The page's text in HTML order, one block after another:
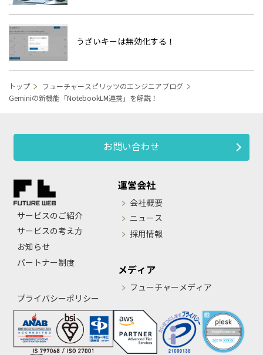
うざいキーは無効化する！
トップ
フューチャースピリッツのエンジニアブログ
Geminiの新機能「NotebookLM連携」を解説！
お問い合わせ
サービスのご紹介
サービスの考え方
お知らせ
パートナー制度
プライバシーポリシー
運営会社
会社概要
ニュース
採用情報
メディア
フューチャーメディア